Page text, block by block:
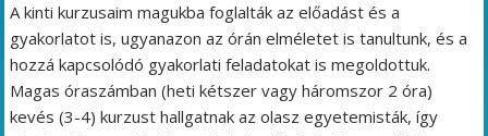
A kinti kurzusaim magukba foglalták az előadást és a
gyakorlatot is, ugyanazon az órán elméletet is tanultunk, és a
hozzá kapcsolódó gyakorlati feladatokat is megoldottuk.
Magas óraszámban (heti kétszer vagy háromszor 2 óra)
kevés (3-4) kurzust hallgatnak az olasz egyetemisták, így